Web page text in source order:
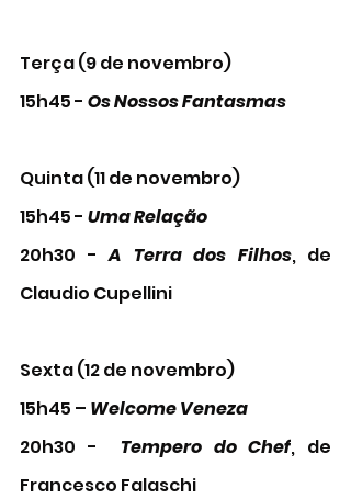
Terça (9 de novembro)
15h45 - Os Nossos Fantasmas
Quinta (11 de novembro)
15h45 - Uma Relação
20h30 - A Terra dos Filhos, de
Claudio Cupellini
Sexta (12 de novembro)
15h45 – Welcome Veneza
20h30 - Tempero do Chef, de
Francesco Falaschi